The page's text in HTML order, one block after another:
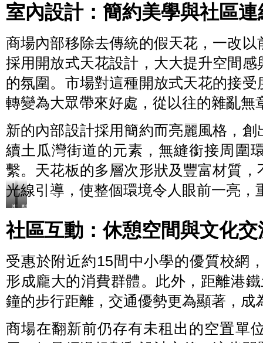
室內設計：簡約美學與社區連
商場內部移除去傳統的假天花，一改
採用開放式天花設計，大大提升空間
的氛圍。市場對這種開放式天花的接
轉變為大眾帶來好處，從以往的雜亂無
新的內部設計採用簡約而亮麗風格，
續土瓜灣街道的元素，無縫銜接周圍
繫。天花板的多層次形狀及豐富材質
光線引導，使整個環境令人眼前一亮，
裝
修
前
裝
修
前
社區互動：休憩空間與文化交
受惠於附近約15間中小學的優質校網
形成龐大的消費群體。此外，距離港
鐘的步行距離，交通優勢更為顯著，成
商場在翻新前仍存有未租出的空置單